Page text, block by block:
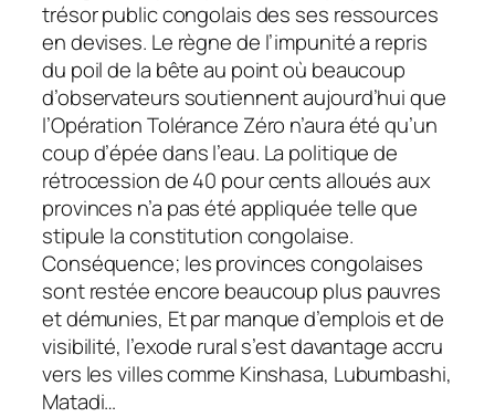
trésor public congolais des ses ressources
en devises. Le règne de l’impunité a repris
du poil de la bête au point où beaucoup
d’observateurs soutiennent aujourd’hui que
l’Opération Tolérance Zéro n’aura été qu’un
coup d’épée dans l’eau. La politique de
rétrocession de 40 pour cents alloués aux
provinces n’a pas été appliquée telle que
stipule la constitution congolaise.
Conséquence; les provinces congolaises
sont restée encore beaucoup plus pauvres
et démunies, Et par manque d’emplois et de
visibilité, l’exode rural s’est davantage accru
vers les villes comme Kinshasa, Lubumbashi,
Matadi…